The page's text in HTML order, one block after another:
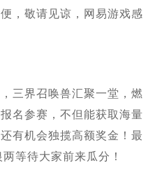
，敬请见谅，网易游戏感
三界召唤兽汇聚一堂，燃
名参赛，不但能获取海量
有机会独揽高额奖金！最
等待大家前来瓜分！